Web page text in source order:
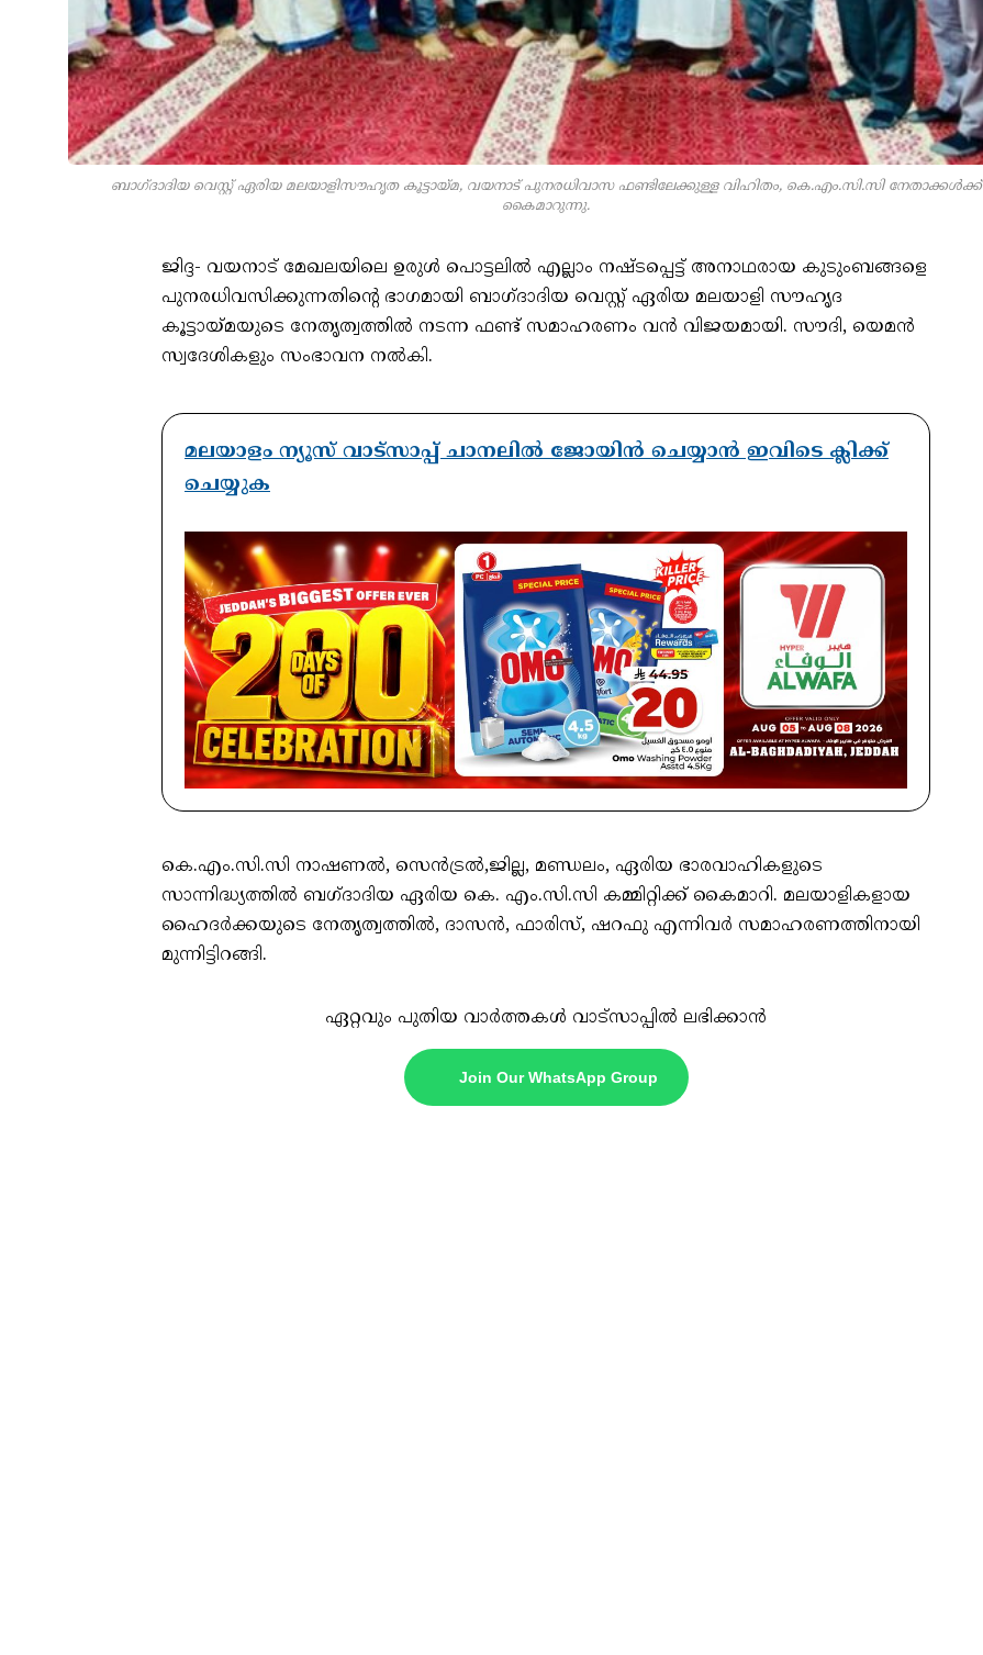
ബാഗ്ദാദിയ വെസ്റ്റ് ഏരിയ മലയാളിസൗഹൃത കൂട്ടായ്മ, വയനാട് പുനരധിവാസ ഫണ്ടിലേക്കുള്ള വിഹിതം, കെ.എം.സി.സി നേതാക്കൾക്ക്
കൈമാറുന്നു.
ജിദ്ദ- വയനാട് മേഖലയിലെ ഉരുൾ പൊട്ടലിൽ എല്ലാം നഷ്ടപ്പെട്ട് അനാഥരായ കുടുംബങ്ങളെ
പുനരധിവസിക്കുന്നതിന്റെ ഭാഗമായി ബാഗ്ദാദിയ വെസ്റ്റ് ഏരിയ മലയാളി സൗഹൃദ
കൂട്ടായ്മയുടെ നേതൃത്വത്തിൽ നടന്ന ഫണ്ട് സമാഹരണം വൻ വിജയമായി. സൗദി, യെമൻ
സ്വദേശികളും സംഭാവന നൽകി.
മലയാളം ന്യൂസ് വാട്സാപ്പ് ചാനലിൽ ജോയിൻ ചെയ്യാൻ ഇവിടെ ക്ലിക്ക്
ചെയ്യുക
കെ.എം.സി.സി നാഷണൽ, സെൻട്രൽ,ജില്ല, മണ്ഡലം, ഏരിയ ഭാരവാഹികളുടെ
സാന്നിദ്ധ്യത്തിൽ ബഗ്ദാദിയ ഏരിയ കെ. എം.സി.സി കമ്മിറ്റിക്ക് കൈമാറി. മലയാളികളായ
ഹൈദർക്കയുടെ നേതൃത്വത്തിൽ, ദാസൻ, ഫാരിസ്, ഷറഫു എന്നിവർ സമാഹരണത്തിനായി
മുന്നിട്ടിറങ്ങി.
ഏറ്റവും പുതിയ വാർത്തകൾ വാട്സാപ്പിൽ ലഭിക്കാൻ
Join Our WhatsApp Group